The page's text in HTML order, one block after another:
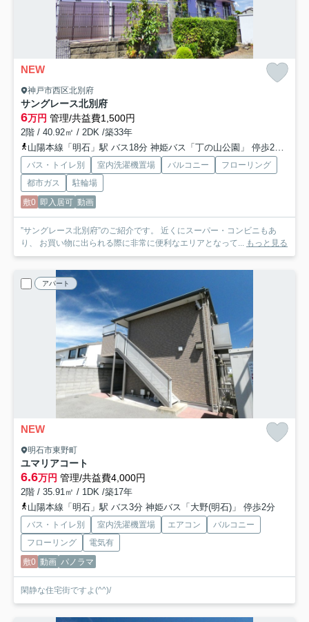
NEW
神戸市西区北別府
サングレース北別府
6万円 管理/共益費1,500円
2階 / 40.92㎡ / 2DK /築33年
山陽本線「明石」駅 バス18分 神姫バス「丁の山公園」 停歩2分
バス・トイレ別 室内洗濯機置場 バルコニー
フローリング
都市ガス
駐輪場
敷0 即入居可 動画
”サングレース北別府”のご紹介です。 近くにスーパー・コンビニもあ
り、 お買い物に出られる際に非常に便利なエリアとなって...
もっと見る
アパート
NEW
明石市東野町
ユマリアコート
6.6万円 管理/共益費4,000円
2階 / 35.91㎡ / 1DK /築17年
山陽本線「明石」駅 バス3分 神姫バス「大野(明石)」 停歩2分
バス・トイレ別 室内洗濯機置場 エアコン
バルコニー
フローリング
電気有
敷0 動画 パノラマ
閑静な住宅街ですよ(^^)/